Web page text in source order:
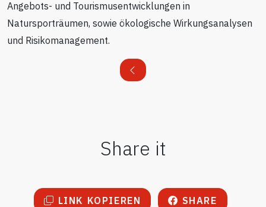
Angebots- und Tourismusentwicklungen in
Natursporträumen, sowie ökologische Wirkungsanalysen
und Risikomanagement.
Share it
LINK KOPIEREN SHARE